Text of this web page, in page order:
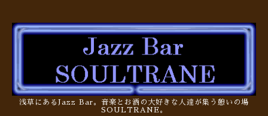
浅草にあるJazz Bar。音楽とお酒の大好きな人達が集う憩いの場
SOULTRANE。